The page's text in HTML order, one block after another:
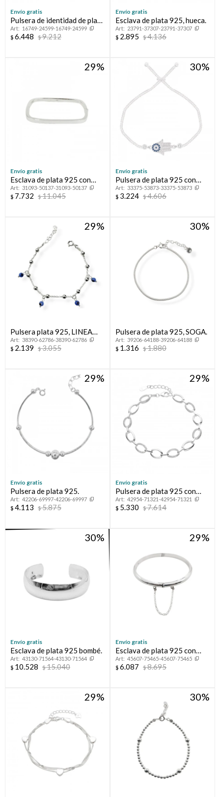
Envío gratis
Pulsera de identidad de plata
925.16749-24599-16749-24599
$ 6.448 $9.212
Envío gratis
Esclava de plata 925, hueca.
23791-37307-23791-37307
$ 2.895 $4.136
29
Envío gratis
Esclava de plata 925 con
cierre de caja.
31093-50137-31093-50137
$ 7.732 $11.045
30
Envío gratis
Pulsera de plata 925 con
circonias, MANO DE
FATIMA.
33375-53873-33375-53873
$ 3.224 $4.606
29
Pulsera plata 925, LINEA
NAZAR.38390-62786-38390-62786
$ 2.139 $3.055
30
Pulsera de plata 925, SOGA.
39206-64188-39206-64188
$ 1.316 $1.880
29
Envío gratis
Pulsera de plata 925.
42206-69997-42206-69997
$ 4.113 $5.875
29
Envío gratis
Pulsera de plata 925 con
circonias.
42954-71321-42954-71321
$ 5.330 $7.614
30
Envío gratis
Esclava de plata 925 bombé.
43130-71564-43130-71564
$ 10.528 $15.040
29
Envío gratis
Esclava de plata 925 con
cierre de caja y cadena de
seguridad.
45607-75465-45607-75465
$ 6.087 $8.695
29 30